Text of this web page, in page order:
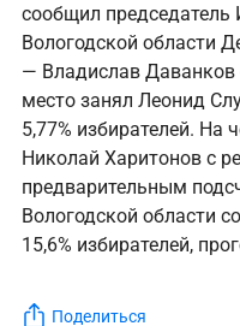
сообщил председатель
Вологодской области
— Владислав Даванков
место занял Леонид
5,77% избирателей. На
Николай Харитонов с
предварительным
Вологодской области
15,6% избирателей,
Поделиться